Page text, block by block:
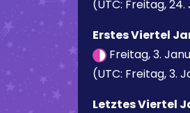
(UTC: Freitag, 24.
Erstes Viertel
Freitag, 3.
(UTC: Freitag, 3.
Letztes Viertel